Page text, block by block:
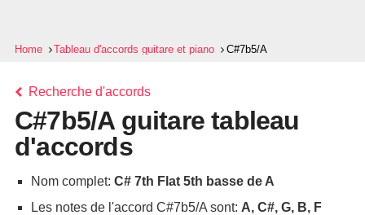
Home Tableau d'accords guitare et piano C#7b5/A
Recherche d'accords
C#7b5/A guitare tableau
d'accords
Nom complet: C# 7th Flat 5th basse de A
Les notes de l'accord C#7b5/A sont: A, C#, G, B, F